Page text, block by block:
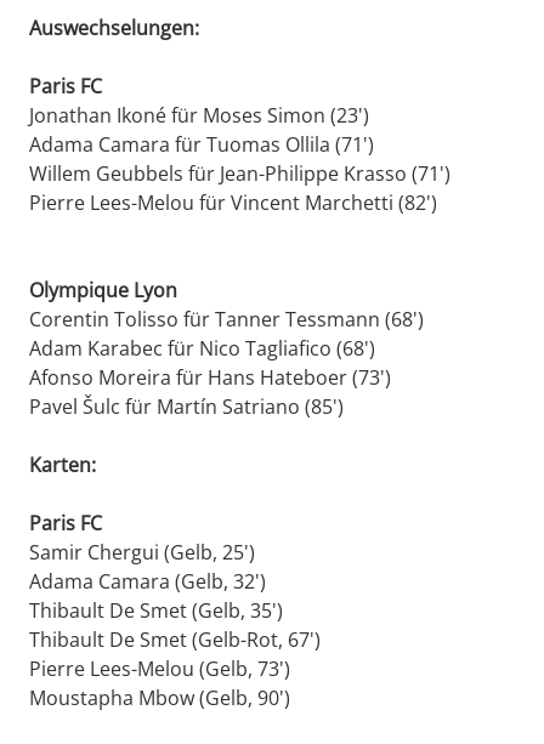
Auswechselungen:
Paris FC
Jonathan Ikoné für Moses Simon (23')
Adama Camara für Tuomas Ollila (71')
Willem Geubbels für Jean-Philippe Krasso (71')
Pierre Lees-Melou für Vincent Marchetti (82')
Olympique Lyon
Corentin Tolisso für Tanner Tessmann (68')
Adam Karabec für Nico Tagliafico (68')
Afonso Moreira für Hans Hateboer (73')
Pavel Šulc für Martín Satriano (85')
Karten:
Paris FC
Samir Chergui (Gelb, 25')
Adama Camara (Gelb, 32')
Thibault De Smet (Gelb, 35')
Thibault De Smet (Gelb-Rot, 67')
Pierre Lees-Melou (Gelb, 73')
Moustapha Mbow (Gelb, 90')